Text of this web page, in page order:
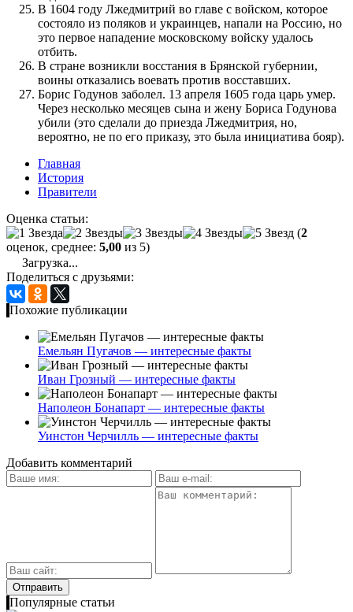
В 1604 году Лжедмитрий во главе с войском, которое
состояло из поляков и украинцев, напали на Россию, но
это первое нападение московскому войску удалось
отбить.
В стране возникли восстания в Брянской губернии,
воины отказались воевать против восставших.
Борис Годунов заболел. 13 апреля 1605 года царь умер.
Через несколько месяцев сына и жену Бориса Годунова
убили (это сделали до приезда Лжедмитрия, но,
вероятно, не по его приказу, это была инициатива бояр).
Главная
История
Правители
Оценка статьи:
(2
оценок, среднее: 5,00 из 5)
Загрузка...
Поделиться с друзьями:
Похожие публикации
Емельян Пугачов — интересные факты
Иван Грозный — интересные факты
Наполеон Бонапарт — интересные факты
Уинстон Черчилль — интересные факты
Добавить комментарий
Популярные статьи